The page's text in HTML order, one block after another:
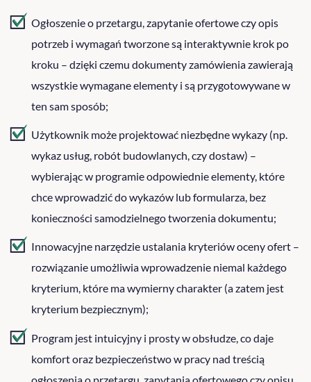
Ogłoszenie o przetargu, zapytanie ofertowe czy opis
potrzeb i wymagań tworzone są interaktywnie krok po
kroku – dzięki czemu dokumenty zamówienia zawierają
wszystkie wymagane elementy i są przygotowywane w
ten sam sposób;
Użytkownik może projektować niezbędne wykazy (np.
wykaz usług, robót budowlanych, czy dostaw) –
wybierając w programie odpowiednie elementy, które
chce wprowadzić do wykazów lub formularza, bez
konieczności samodzielnego tworzenia dokumentu;
Innowacyjne narzędzie ustalania kryteriów oceny ofert –
rozwiązanie umożliwia wprowadzenie niemal każdego
kryterium, które ma wymierny charakter (a zatem jest
kryterium bezpiecznym);
Program jest intuicyjny i prosty w obsłudze, co daje
komfort oraz bezpieczeństwo w pracy nad treścią